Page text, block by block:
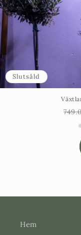
Rea
Hem